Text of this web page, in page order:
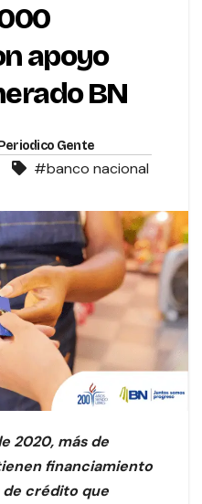
apoyo
BN
Gente
#banco nacional
2020, más de
financiamiento
de crédito que